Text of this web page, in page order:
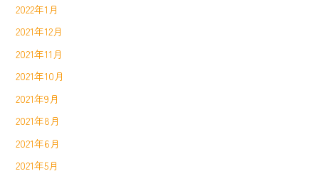
2022年1月
2021年12月
2021年11月
2021年10月
2021年9月
2021年8月
2021年6月
2021年5月